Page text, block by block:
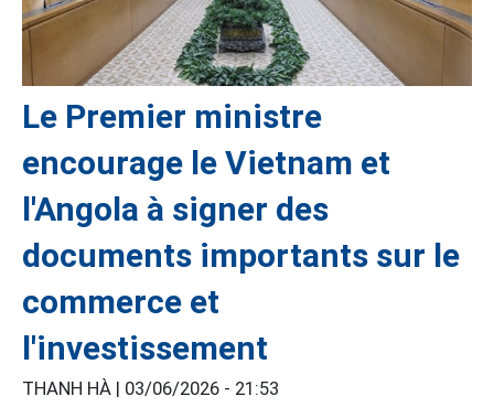
Le Premier ministre
encourage le Vietnam et
l'Angola à signer des
documents importants sur le
commerce et
l'investissement
THANH HÀ | 03/06/2026 - 21:53